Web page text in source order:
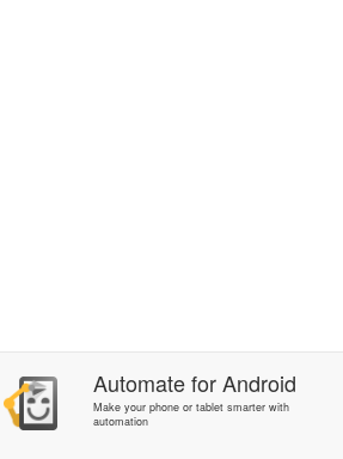
AutomateforAndroid
Make your phone or tablet smarter with
automation